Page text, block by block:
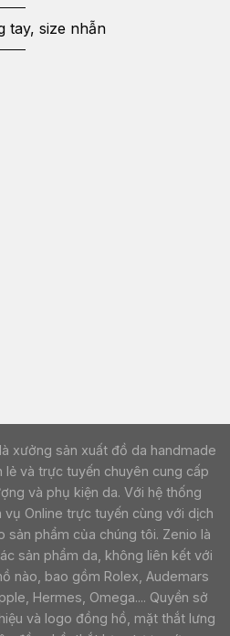
tay, size nhẫn
xưởng sản xuất đồ da handmade
lẻ và trực tuyến chuyên cung cấp
và phụ kiện da. Với hệ thống
Online trực tuyến cùng với dịch
sản phẩm của chúng tôi. Zenio là
sản phẩm da, không liên kết với
nào, bao gồm Rolex, Audemars
Hermes, Omega.... Quyền sở
và logo đồng hồ, mặt thắt lưng